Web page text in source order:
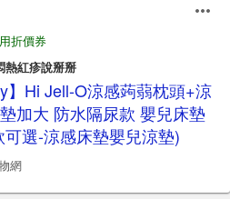
折價券
紅疹說掰掰
】Hi Jell-O涼感蒟蒻枕頭+涼
加大 防水隔尿款 嬰兒床墊
選-涼感床墊嬰兒涼墊)
網